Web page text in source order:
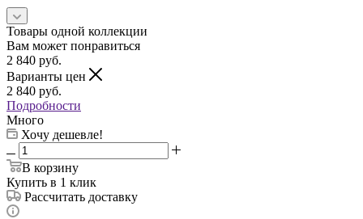
Товары одной коллекции
Вам может понравиться
2 840 руб.
Варианты цен
2 840 руб.
Подробности
Много
Хочу дешевле!
В корзину
Купить в 1 клик
Рассчитать доставку